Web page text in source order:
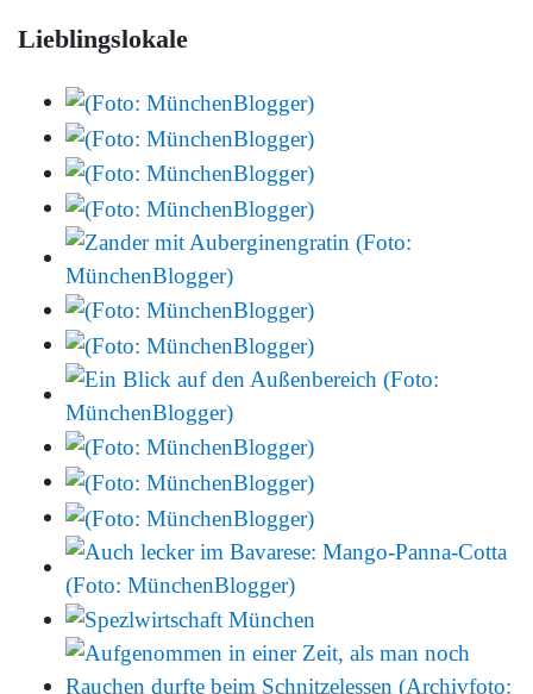
Lieblingslokale